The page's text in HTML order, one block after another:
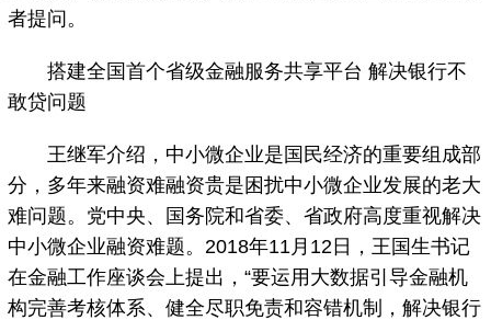
者提问。
搭建全国首个省级金融服务共享平台 解决银行不
敢贷问题
王继军介绍，中小微企业是国民经济的重要组成部
分，多年来融资难融资贵是困扰中小微企业发展的老大
难问题。党中央、国务院和省委、省政府高度重视解决
中小微企业融资难题。2018年11月12日，王国生书记
在金融工作座谈会上提出，“要运用大数据引导金融机
构完善考核体系、健全尽职免责和容错机制，解决银行